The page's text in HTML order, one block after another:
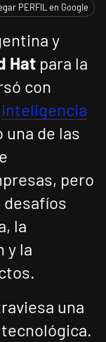
PERFIL en Google
y
Hat para la
con
inteligencia
una de las
pero
la
y la
una